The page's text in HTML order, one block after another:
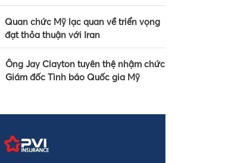
Quan chức Mỹ lạc quan về triển vọng
đạt thỏa thuận với Iran
Ông Jay Clayton tuyên thệ nhậm chức
Giám đốc Tình báo Quốc gia Mỹ